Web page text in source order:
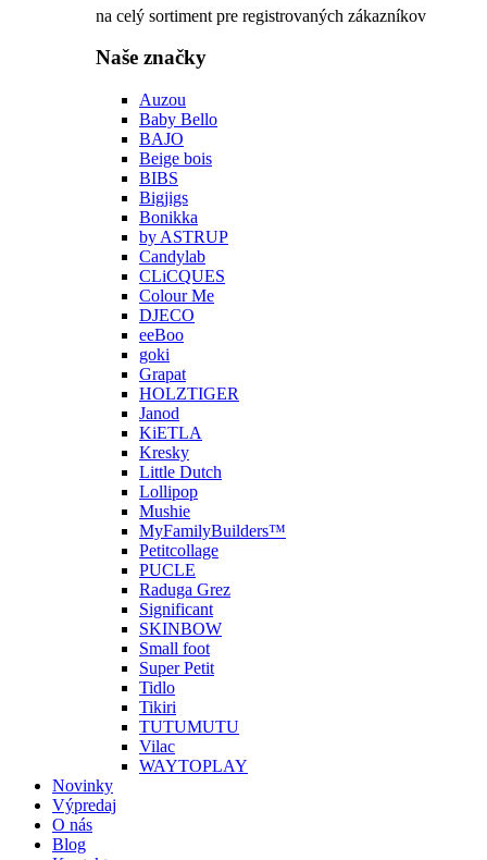
na celý sortiment pre registrovaných zákazníkov
Naše značky
Auzou
Baby Bello
BAJO
Beige bois
BIBS
Bigjigs
Bonikka
by ASTRUP
Candylab
CLiCQUES
Colour Me
DJECO
eeBoo
goki
Grapat
HOLZTIGER
Janod
KiETLA
Kresky
Little Dutch
Lollipop
Mushie
MyFamilyBuilders™
Petitcollage
PUCLE
Raduga Grez
Significant
SKINBOW
Small foot
Super Petit
Tidlo
Tikiri
TUTUMUTU
Vilac
WAYTOPLAY
Novinky
Výpredaj
O nás
Blog